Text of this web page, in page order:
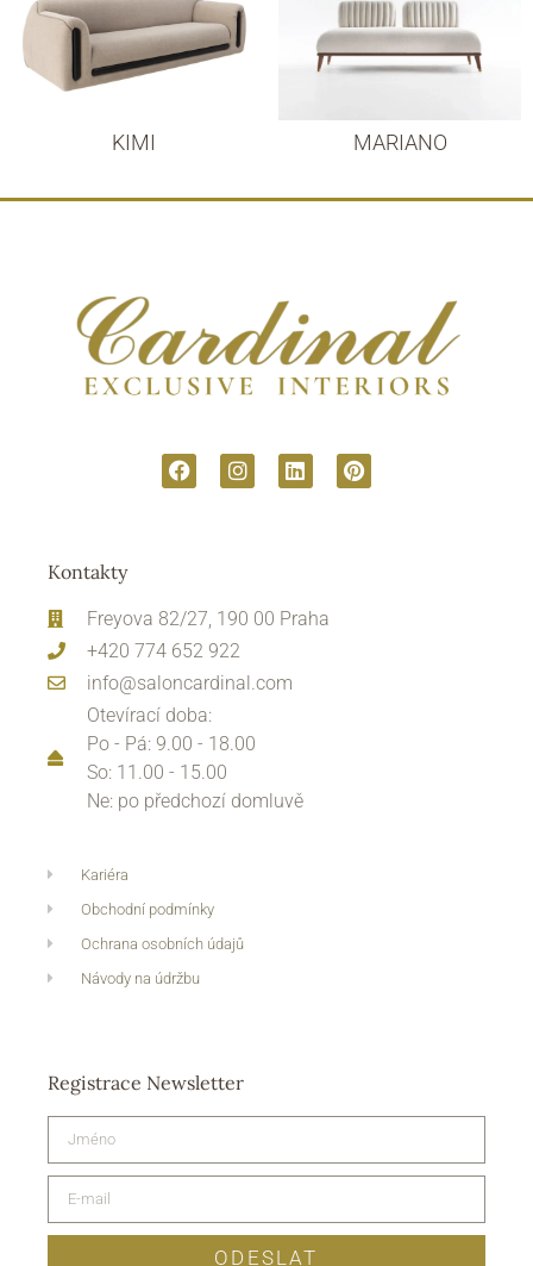
KIMI MARIANO
Kontakty
Freyova 82/27, 190 00 Praha
+420 774 652 922
info@saloncardinal.com
Otevírací doba:
Po - Pá: 9.00 - 18.00
So: 11.00 - 15.00
Ne: po předchozí domluvě
Kariéra
Obchodní podmínky
Ochrana osobních údajů
Návody na údržbu
Registrace Newsletter
ODESLAT